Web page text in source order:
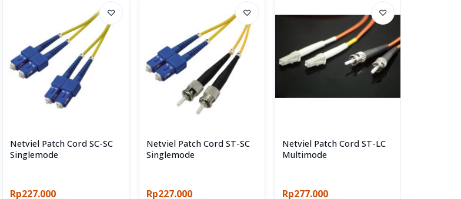
♡
Netviel Patch Cord SC-SC
Singlemode
Rp227.000
♡
Netviel Patch Cord ST-SC
Singlemode
Rp227.000
♡
Netviel Patch Cord ST-LC
Multimode
Rp277.000